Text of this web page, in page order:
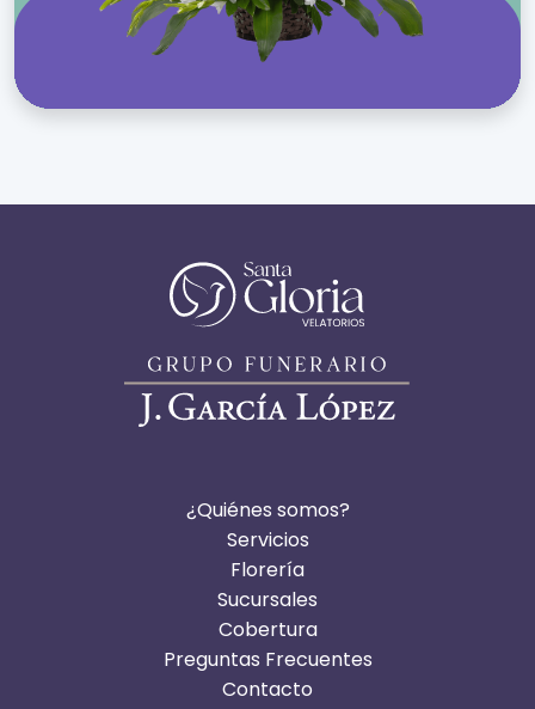
¿Quiénes somos?
Servicios
Florería
Sucursales
Cobertura
Preguntas Frecuentes
Contacto